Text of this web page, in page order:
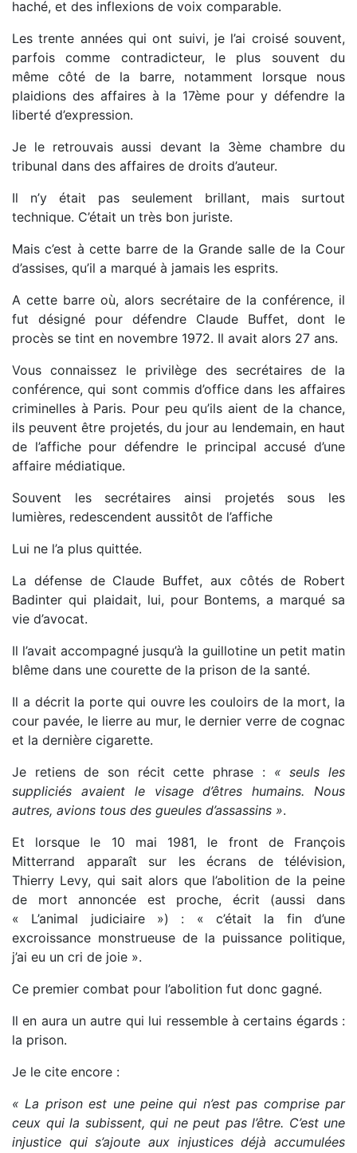
haché, et des inflexions de voix comparable.
Les trente années qui ont suivi, je l’ai croisé souvent,
parfois comme contradicteur, le plus souvent du
même côté de la barre, notamment lorsque nous
plaidions des affaires à la 17ème pour y défendre la
liberté d’expression.
Je le retrouvais aussi devant la 3ème chambre du
tribunal dans des affaires de droits d’auteur.
Il n’y était pas seulement brillant, mais surtout
technique. C’était un très bon juriste.
Mais c’est à cette barre de la Grande salle de la Cour
d’assises, qu’il a marqué à jamais les esprits.
A cette barre où, alors secrétaire de la conférence, il
fut désigné pour défendre Claude Buffet, dont le
procès se tint en novembre 1972. Il avait alors 27 ans.
Vous connaissez le privilège des secrétaires de la
conférence, qui sont commis d’office dans les affaires
criminelles à Paris. Pour peu qu’ils aient de la chance,
ils peuvent être projetés, du jour au lendemain, en haut
de l’affiche pour défendre le principal accusé d’une
affaire médiatique.
Souvent les secrétaires ainsi projetés sous les
lumières, redescendent aussitôt de l’affiche
Lui ne l’a plus quittée.
La défense de Claude Buffet, aux côtés de Robert
Badinter qui plaidait, lui, pour Bontems, a marqué sa
vie d’avocat.
Il l’avait accompagné jusqu’à la guillotine un petit matin
blême dans une courette de la prison de la santé.
Il a décrit la porte qui ouvre les couloirs de la mort, la
cour pavée, le lierre au mur, le dernier verre de cognac
et la dernière cigarette.
Je retiens de son récit cette phrase : « seuls les
suppliciés avaient le visage d’êtres humains. Nous
autres, avions tous des gueules d’assassins ».
Et lorsque le 10 mai 1981, le front de François
Mitterrand apparaît sur les écrans de télévision,
Thierry Levy, qui sait alors que l’abolition de la peine
de mort annoncée est proche, écrit (aussi dans
« L’animal judiciaire ») : « c’était la fin d’une
excroissance monstrueuse de la puissance politique,
j’ai eu un cri de joie ».
Ce premier combat pour l’abolition fut donc gagné.
Il en aura un autre qui lui ressemble à certains égards :
la prison.
Je le cite encore :
« La prison est une peine qui n’est pas comprise par
ceux qui la subissent, qui ne peut pas l’être. C’est une
injustice qui s’ajoute aux injustices déjà accumulées